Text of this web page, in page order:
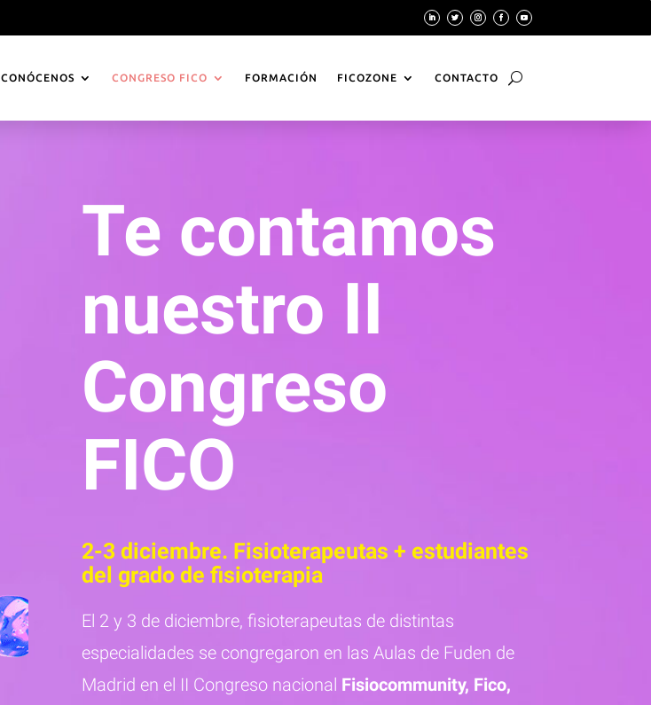
CONÓCENOS CONGRESO FICO FORMACIÓN FICOZONE CONTACTO
Te contamos
nuestro II
Congreso
FICO
2-3 diciembre. Fisioterapeutas + estudiantes
del grado de fisioterapia
El 2 y 3 de diciembre, fisioterapeutas de distintas
especialidades se congregaron en las Aulas de Fuden de
Madrid en el II Congreso nacional Fisiocommunity, Fico,